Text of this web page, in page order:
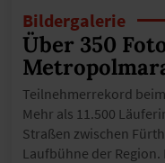
Bildergalerie
Über 350
Teilnehmerrekord
Mehr als 11.500
Straßen zwischen
Laufbühne der